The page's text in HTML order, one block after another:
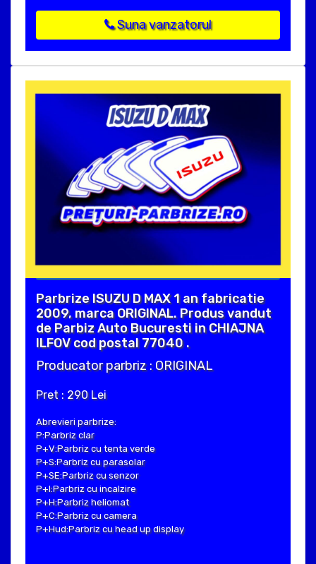
Suna vanzatorul
Parbrize ISUZU D MAX 1 an fabricatie
2009, marca ORIGINAL. Produs vandut
de Parbiz Auto Bucuresti in CHIAJNA
ILFOV cod postal 77040 .
Producator parbriz : ORIGINAL
Pret : 290 Lei
Abrevieri parbrize:
P:Parbriz clar
P+V:Parbriz cu tenta verde
P+S:Parbriz cu parasolar
P+SE:Parbriz cu senzor
P+I:Parbriz cu incalzire
P+H:Parbriz heliomat
P+C:Parbriz cu camera
P+Hud:Parbriz cu head up display